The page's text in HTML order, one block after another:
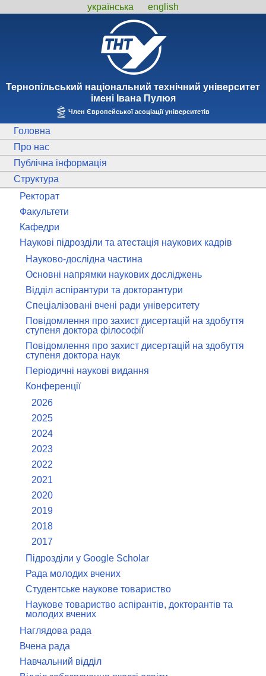
українська english
Тернопiльський національний технiчний унiверситет
iменi Iвана Пулюя
Член Європейської асоціації університетів
Головна
Про нас
Публічна інформація
Структура
Ректорат
Факультети
Кафедри
Наукові підрозділи та атестація наукових кадрів
Науково-дослідна частина
Основні напрямки наукових досліджень
Відділ аспірантури та докторантури
Спеціалізовані вчені ради університету
Повідомлення про захист дисертацій на здобуття
ступеня доктора філософії
Повідомлення про захист дисертацій на здобуття
ступеня доктора наук
Періодичні наукові видання
Конференції
2026
2025
2024
2023
2022
2021
2020
2019
2018
2017
Підрозділи у Google Scholar
Рада молодих вчених
Студентське наукове товариство
Наукове товариство аспірантів, докторантів та
молодих вчених
Наглядова рада
Вчена рада
Навчальний відділ